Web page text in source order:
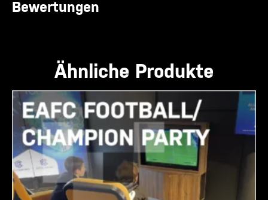
Bewertungen
Ähnliche Produkte